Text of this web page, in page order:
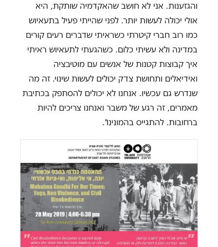
והגזענות. אני לא חושב שהאקדמיה שותקת, היא
אולי יכולה לעשות יותר. לפני שהייתי פעיל בתעאיוש
כמו רוב חברי קיטרתי כשראיתי שדברים רעים קורים
במדינה ולא עשיתי כלום. כשהגעתי לתעאיוש ראיתי
איך קבוצות קטנות של אנשים עם מוטיבציה
ואידיאלים ותחושת צדק יכולים לעשות שינוי. זה מה
שנדרש גם עכשיו. אנחנו לא יכולים להסתפק בכתיבת
מאמרים, זה רגע של משבר ואנחנו צריכים להיות
ברחובות. להתגייס בהמונינו".